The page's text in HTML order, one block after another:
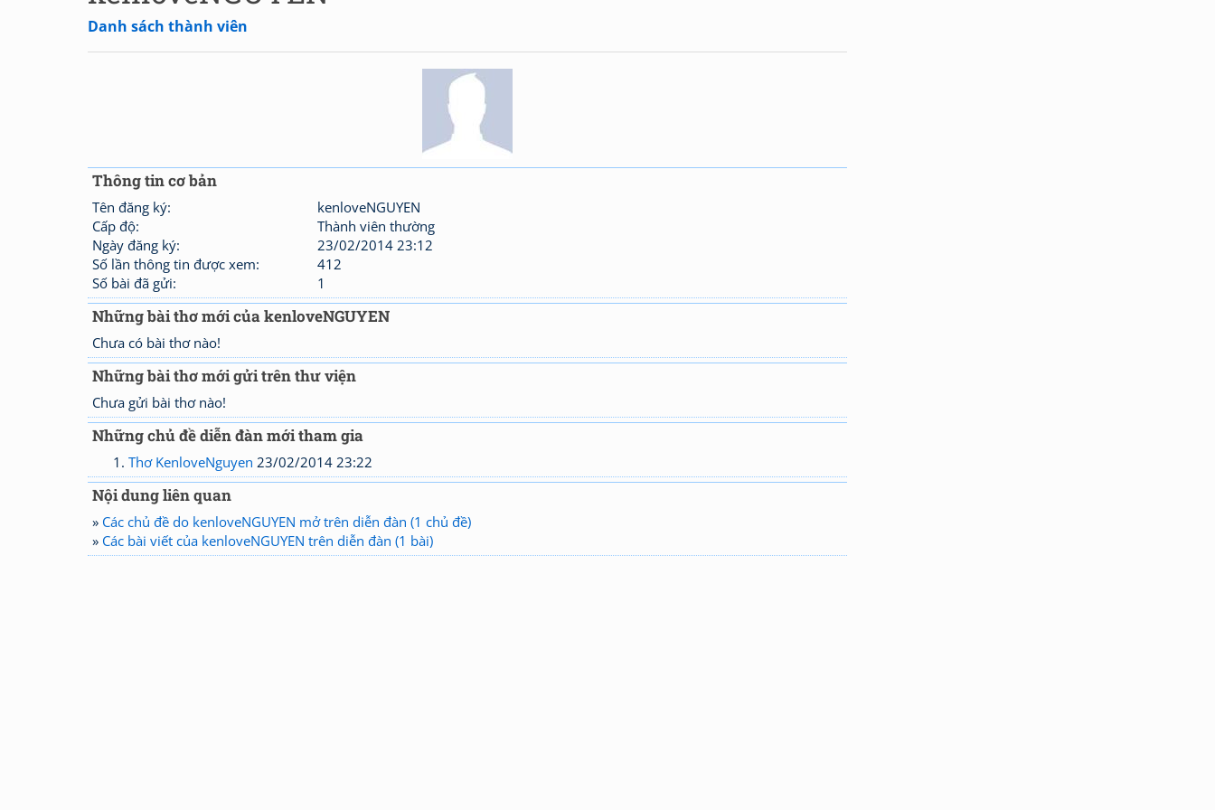
Danh sách thành viên
Thông tin cơ bản
Tên đăng ký:
kenloveNGUYEN
Cấp độ:
Thành viên thường
Ngày đăng ký:
23/02/2014 23:12
Số lần thông tin được xem:
412
Số bài đã gửi:
1
Những bài thơ mới của kenloveNGUYEN
Chưa có bài thơ nào!
Những bài thơ mới gửi trên thư viện
Chưa gửi bài thơ nào!
Những chủ đề diễn đàn mới tham gia
Thơ KenloveNguyen 23/02/2014 23:22
Nội dung liên quan
» Các chủ đề do kenloveNGUYEN mở trên diễn đàn (1 chủ đề)
» Các bài viết của kenloveNGUYEN trên diễn đàn (1 bài)